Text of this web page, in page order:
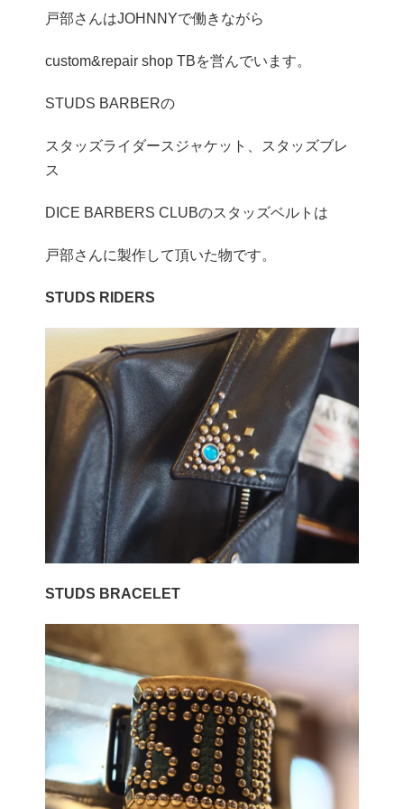
戸部さんはJOHNNYで働きながら
custom&repair shop TBを営んでいます。
STUDS BARBERの
スタッズライダースジャケット、スタッズブレ
ス
DICE BARBERS CLUBのスタッズベルトは
戸部さんに製作して頂いた物です。
STUDS RIDERS
STUDS BRACELET